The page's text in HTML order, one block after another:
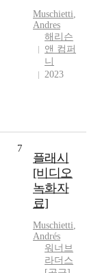
Muschietti,
Andres
해리슨
앤 컴퍼
니
2023
7
플래시
[비디오
녹화자
료]
Muschietti,
Andrés
워너브
라더스